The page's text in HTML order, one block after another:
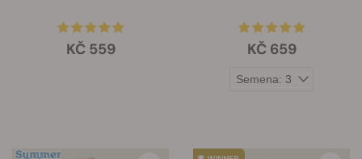
KČ 559 KČ 659